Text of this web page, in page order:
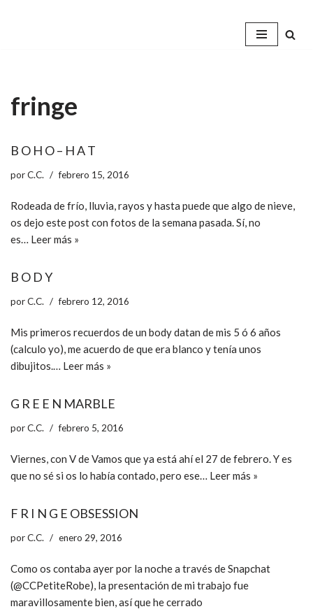
fringe
B O H O – H A T
porC.C. febrero 15, 2016
Rodeada de frío, lluvia, rayos y hasta puede que algo de nieve,
os dejo este post con fotos de la semana pasada. Sí, no
es… Leer más »
B O D Y
porC.C. febrero 12, 2016
Mis primeros recuerdos de un body datan de mis 5 ó 6 años
(calculo yo), me acuerdo de que era blanco y tenía unos
dibujitos.… Leer más »
G R E E N MARBLE
porC.C. febrero 5, 2016
Viernes, con V de Vamos que ya está ahí el 27 de febrero. Y es
que no sé si os lo había contado, pero ese… Leer más »
F R I N G E OBSESSION
porC.C. enero 29, 2016
Como os contaba ayer por la noche a través de Snapchat
(@CCPetiteRobe), la presentación de mi trabajo fue
maravillosamente bien, así que he cerrado